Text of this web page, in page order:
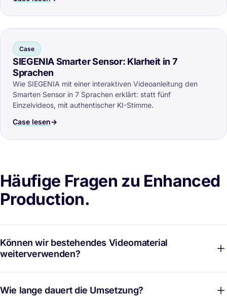
Case
SIEGENIA Smarter Sensor: Klarheit in 7
Sprachen
Wie SIEGENIA mit einer interaktiven Videoanleitung den
Smarten Sensor in 7 Sprachen erklärt: statt fünf
Einzelvideos, mit authentischer KI-Stimme.
Case lesen
Häufige Fragen zu Enhanced
Production.
Können wir bestehendes Videomaterial
weiterverwenden?
Wie lange dauert die Umsetzung?